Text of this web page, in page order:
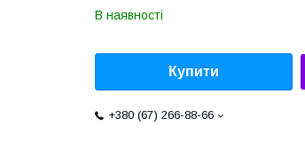
В наявності
Купити
+380 (67) 266-88-66